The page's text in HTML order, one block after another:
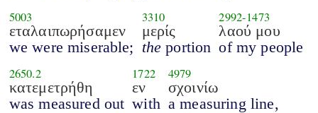
5003
εταλαιπωρήσαμεν
we were miserable;
3310
μερίς
the portion
2992-1473
λαού μου
of my people
2650.2
κατεμετρήθη
was measured out
1722
εν
with
4979
σχοινίω
a measuring line,